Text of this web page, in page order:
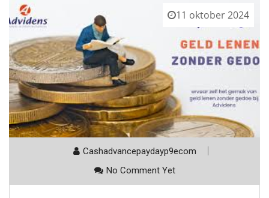
11 oktober 2024
Cashadvancepaydayp9ecom
No Comment Yet